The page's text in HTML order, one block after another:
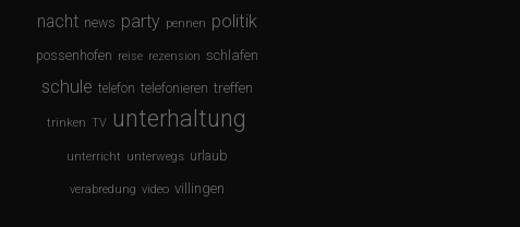
nacht news party pennen politik
possenhofen reise rezension schlafen
schule telefon telefonieren treffen
trinken TV unterhaltung
unterricht unterwegs urlaub
verabredung video villingen